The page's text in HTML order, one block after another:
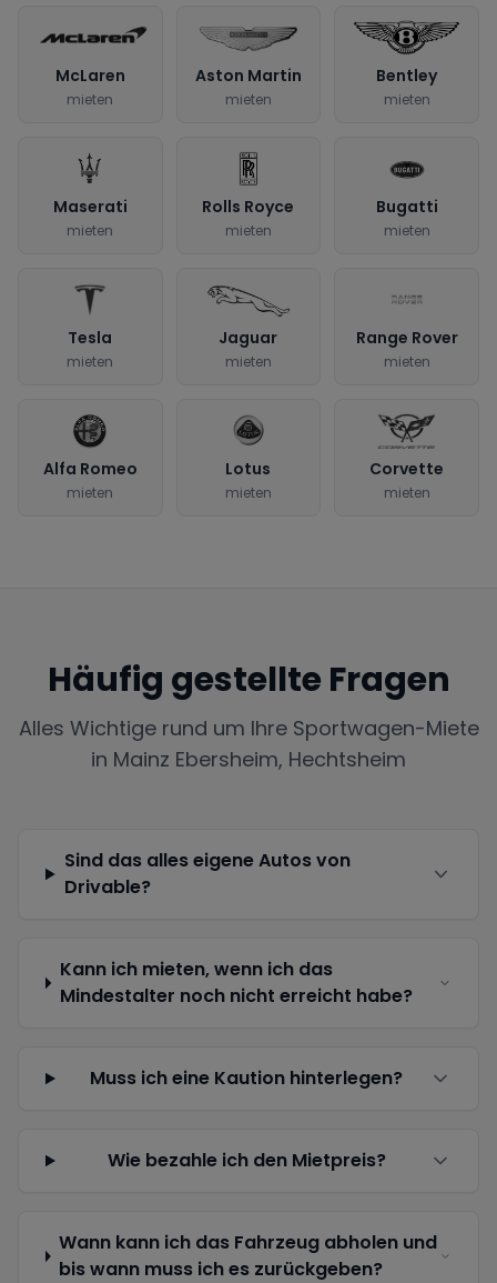
McLaren
mieten
Aston Martin
mieten
Bentley
mieten
Maserati
mieten
Rolls Royce
mieten
Bugatti
mieten
Tesla
mieten
Jaguar
mieten
Range Rover
mieten
Alfa Romeo
mieten
Lotus
mieten
Corvette
mieten
Häufig gestellte Fragen
Alles Wichtige rund um Ihre Sportwagen-Miete
in Mainz Ebersheim, Hechtsheim
Sind das alles eigene Autos von
Drivable?
Kann ich mieten, wenn ich das
Mindestalter noch nicht erreicht habe?
Muss ich eine Kaution hinterlegen?
Wie bezahle ich den Mietpreis?
Wann kann ich das Fahrzeug abholen und
bis wann muss ich es zurückgeben?